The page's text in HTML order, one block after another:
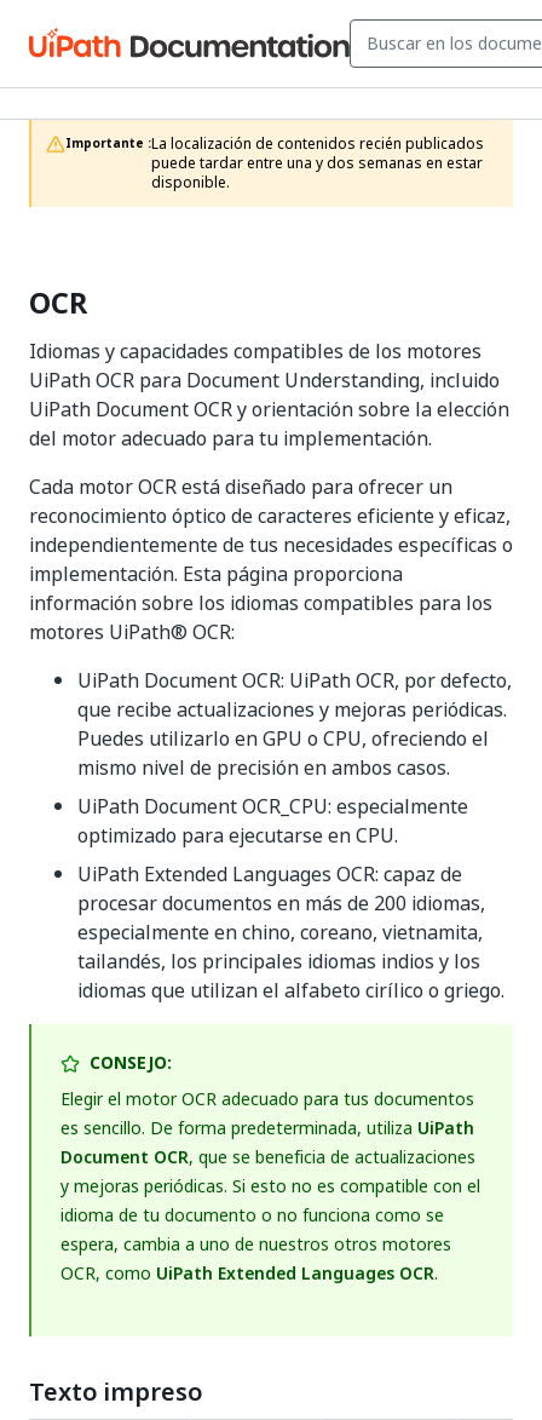
Importante :La localización de contenidos recién publicados
puede tardar entre una y dos semanas en estar
disponible.
OCR
Idiomas y capacidades compatibles de los motores
UiPath OCR para Document Understanding, incluido
UiPath Document OCR y orientación sobre la elección
del motor adecuado para tu implementación.
Cada motor OCR está diseñado para ofrecer un
reconocimiento óptico de caracteres eficiente y eficaz,
independientemente de tus necesidades específicas o
implementación. Esta página proporciona
información sobre los idiomas compatibles para los
motores UiPath® OCR:
UiPath Document OCR: UiPath OCR, por defecto,
que recibe actualizaciones y mejoras periódicas.
Puedes utilizarlo en GPU o CPU, ofreciendo el
mismo nivel de precisión en ambos casos.
UiPath Document OCR_CPU: especialmente
optimizado para ejecutarse en CPU.
UiPath Extended Languages OCR: capaz de
procesar documentos en más de 200 idiomas,
especialmente en chino, coreano, vietnamita,
tailandés, los principales idiomas indios y los
idiomas que utilizan el alfabeto cirílico o griego.
CONSEJO:
Elegir el motor OCR adecuado para tus documentos
es sencillo. De forma predeterminada, utiliza UiPath
Document OCR, que se beneficia de actualizaciones
y mejoras periódicas. Si esto no es compatible con el
idioma de tu documento o no funciona como se
espera, cambia a uno de nuestros otros motores
OCR, como UiPath Extended Languages OCR.
Texto impreso